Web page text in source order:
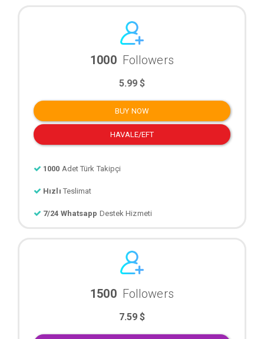
1000 Followers
5.99 $
BUY NOW
HAVALE/EFT
1000 Adet Türk Takipçi
Hızlı Teslimat
7/24 Whatsapp Destek Hizmeti
1500 Followers
7.59 $